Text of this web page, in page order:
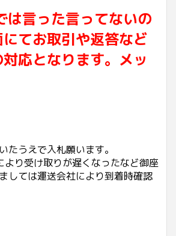
は言った言ってないの
てお取引や返答など
応となります。メッ
うえで入札願います。
り受け取りが遅くなったなど御座
しては運送会社により到着時確認